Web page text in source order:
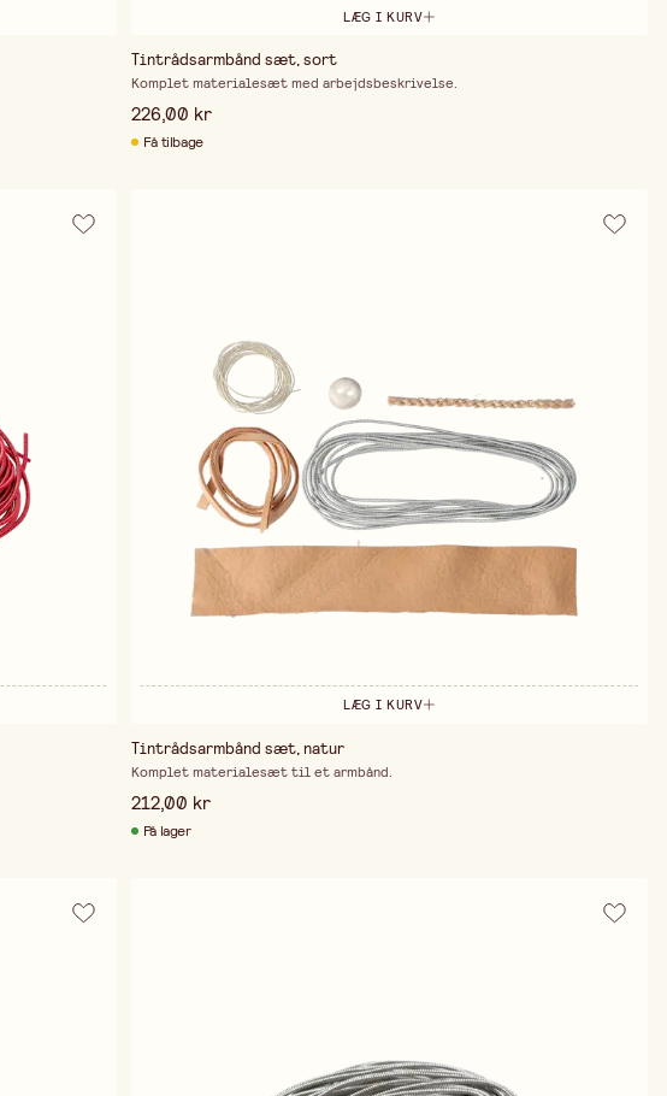
LÆG I KURV
Tintrådsarmbånd sæt, sort
Komplet materialesæt med arbejdsbeskrivelse.
226,00 kr
Få tilbage
LÆG I KURV
Tintrådsarmbånd sæt, natur
Komplet materialesæt til et armbånd.
212,00 kr
På lager